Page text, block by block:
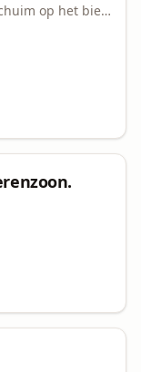
op het bier
s…